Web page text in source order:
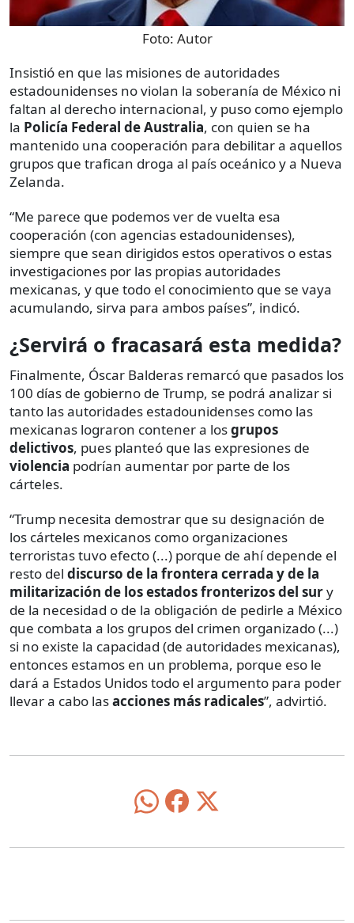
Foto: Autor
Insistió en que las misiones de autoridades
estadounidenses no violan la soberanía de México ni
faltan al derecho internacional, y puso como ejemplo
la Policía Federal de Australia, con quien se ha
mantenido una cooperación para debilitar a aquellos
grupos que trafican droga al país oceánico y a Nueva
Zelanda.
“Me parece que podemos ver de vuelta esa
cooperación (con agencias estadounidenses),
siempre que sean dirigidos estos operativos o estas
investigaciones por las propias autoridades
mexicanas, y que todo el conocimiento que se vaya
acumulando, sirva para ambos países”, indicó.
¿Servirá o fracasará esta medida?
Finalmente, Óscar Balderas remarcó que pasados los
100 días de gobierno de Trump, se podrá analizar si
tanto las autoridades estadounidenses como las
mexicanas lograron contener a losgrupos
delictivos, pues planteó que las expresiones de
violencia podrían aumentar por parte de los
cárteles.
“Trump necesita demostrar que su designación de
los cárteles mexicanos como organizaciones
terroristas tuvo efecto (...) porque de ahí depende el
resto del discurso de la frontera cerrada y de la
militarización de los estados fronterizos del sury
de la necesidad o de la obligación de pedirle a México
que combata a los grupos del crimen organizado (...)
si no existe la capacidad (de autoridades mexicanas),
entonces estamos en un problema, porque eso le
dará a Estados Unidos todo el argumento para poder
llevar a cabo lasacciones más radicales”, advirtió.